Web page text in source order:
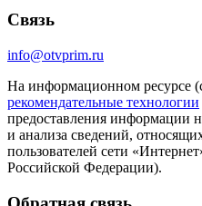
Связь
info@otvprim.ru
На информационном ресурсе
рекомендательные технологии
предоставления информации
и анализа сведений,
пользователей сети
Российской Федерации).